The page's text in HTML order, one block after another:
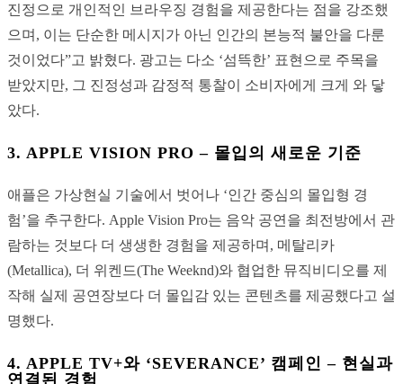
진정으로 개인적인 브라우징 경험을 제공한다는 점을 강조했
으며, 이는 단순한 메시지가 아닌 인간의 본능적 불안을 다룬
것이었다”고 밝혔다. 광고는 다소 ‘섬뜩한’ 표현으로 주목을
받았지만, 그 진정성과 감정적 통찰이 소비자에게 크게 와 닿
았다.
3. APPLE VISION PRO – 몰입의 새로운 기준
애플은 가상현실 기술에서 벗어나 ‘인간 중심의 몰입형 경
험’을 추구한다. Apple Vision Pro는 음악 공연을 최전방에서 관
람하는 것보다 더 생생한 경험을 제공하며, 메탈리카
(Metallica), 더 위켄드(The Weeknd)와 협업한 뮤직비디오를 제
작해 실제 공연장보다 더 몰입감 있는 콘텐츠를 제공했다고 설
명했다.
4. APPLE TV+와 ‘SEVERANCE’ 캠페인 – 현실과
연결된 경험